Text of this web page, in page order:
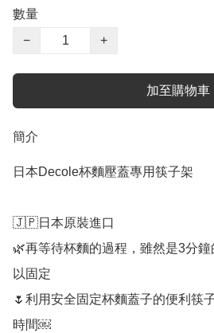
數量
−
+
加至購物車
簡介
日本Decole杯麵壓蓋專用筷子架
🇯🇵日本原裝進口
🌿再等待杯麵的過程，雖然是3分
以固定
🌷利用安全固定杯麵蓋子的便利筷
時間￼